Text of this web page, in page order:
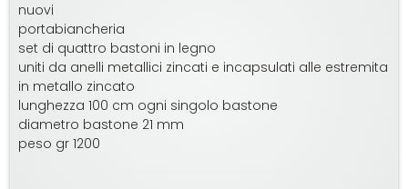
nuovi
portabiancheria
set di quattro bastoni in legno
uniti da anelli metallici zincati e incapsulati alle estremita
in metallo zincato
lunghezza 100 cm ogni singolo bastone
diametro bastone 21 mm
peso gr 1200